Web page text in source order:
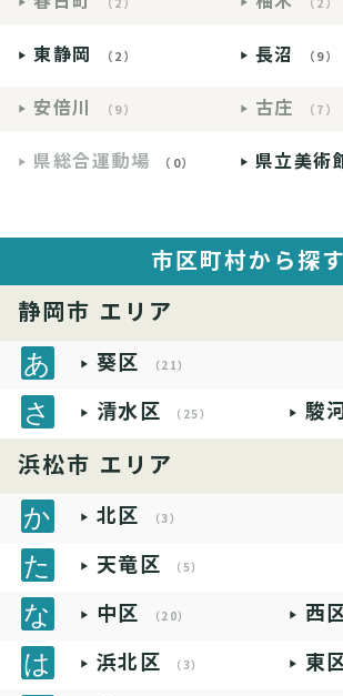
東静岡 （2） 長沼 （9）
安倍川 （9） 古庄 （7）
県総合運動場 （0） 県立美術
市区町村から探す
静岡市 エリア
葵区 （21）
清水区 （25） 駿
浜松市 エリア
北区 （3）
天竜区 （5）
中区 （20） 西
浜北区 （3） 東